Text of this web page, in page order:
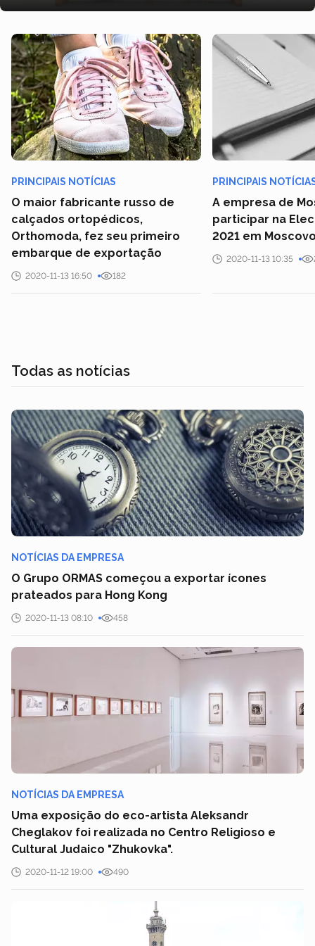
PRINCIPAIS NOTÍCIAS
O maior fabricante russo de
calçados ortopédicos,
Orthomoda, fez seu primeiro
embarque de exportação
2020-11-13 16:50 182
PRINCIPAIS
A empresa de
participar na
2021 em
2020-11-13 10:35
Todas as notícias
NOTÍCIAS DA EMPRESA
O Grupo ORMAS começou a exportar ícones
prateados para Hong Kong
2020-11-13 08:10 458
NOTÍCIAS DA EMPRESA
Uma exposição do eco-artista Aleksandr
Cheglakov foi realizada no Centro Religioso e
Cultural Judaico "Zhukovka".
2020-11-12 19:00 490